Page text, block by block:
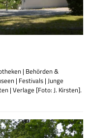
| Behörden &
| Festivals | Junge
| Verlage [Foto: J. Kirsten].